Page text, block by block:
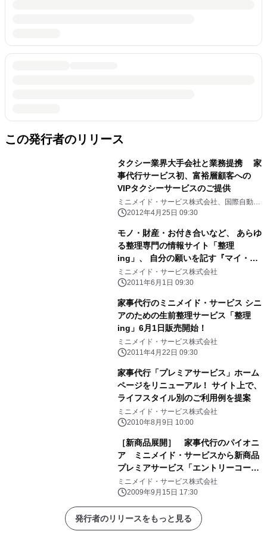
この発行者のリリース
タクシー業界大手会社と業務提携 家
事代行サービス初、富裕層顧客への
VIPタクシーサービスのご提供
ミニメイド・サービス株式会社、国際自動車
株式会社
2012年4月25日 09:30
モノ・財産・お付き合いなど、 あらゆ
る整理専門の情報サイト「整理
ing」、 自分の願いを記す『マイ・ウ
ィルノート』サービス提供開始
ミニメイド・サービス株式会社
2011年6月1日 09:30
家事代行のミニメイド・サービス シニ
アのための生前整理サービス「整理
ing」6月1日販売開始！
ミニメイド・サービス株式会社
2011年4月22日 09:30
家事代行「プレミアサービス」ホーム
ページをリニューアル！ サイト上で、
ライフスタイル別のご利用例を提案
ミニメイド・サービス株式会社
2010年8月9日 10:00
［新商品展開］ 家事代行のパイオニ
ア ミニメイド・サービスから新商品
プレミアサービス「エントリーコー
ス」を開始！
ミニメイド・サービス株式会社
2009年9月15日 17:30
発行者のリリースをもっと見る